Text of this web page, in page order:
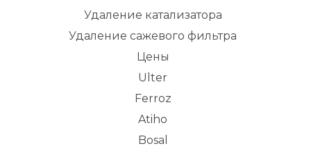
Удаление катализатора
Удаление сажевого фильтра
Цены
Ulter
Ferroz
Atiho
Bosal